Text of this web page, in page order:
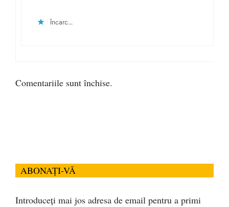
Încarc...
Comentariile sunt închise.
ABONAȚI-VĂ
Introduceți mai jos adresa de email pentru a primi